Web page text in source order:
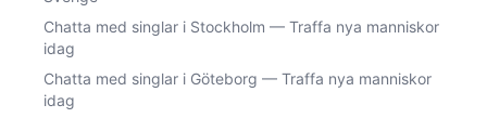
Chatta med singlar i Stockholm — Traffa nya manniskor
idag
Chatta med singlar i Göteborg — Traffa nya manniskor
idag